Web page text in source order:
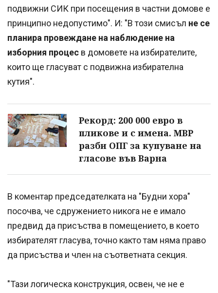
подвижни СИК при посещения в частни домове е
принципно недопустимо". И: "В този смисъл не се
планира провеждане на наблюдение на
изборния процес в домовете на избирателите,
които ще гласуват с подвижна избирателна
кутия".
Рекорд: 200 000 евро в
пликове и с имена. МВР
разби ОПГ за купуване на
гласове във Варна
В коментар председателката на "Будни хора"
посочва, че сдружението никога не е имало
предвид да присъства в помещението, в което
избирателят гласува, точно както там няма право
да присъства и член на съответната секция.
"Тази логическа конструкция, освен, че не е